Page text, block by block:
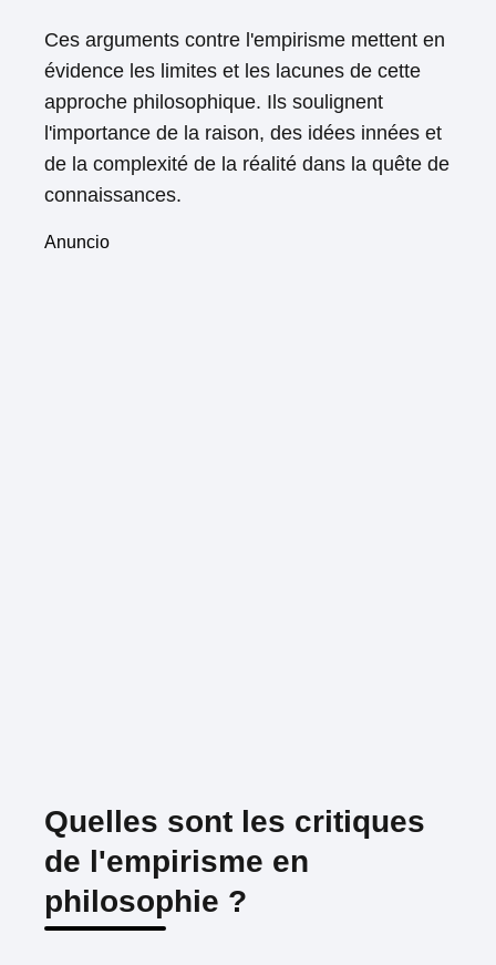
Ces arguments contre l'empirisme mettent en
évidence les limites et les lacunes de cette
approche philosophique. Ils soulignent
l'importance de la raison, des idées innées et
de la complexité de la réalité dans la quête de
connaissances.
Anuncio
Quelles sont les critiques
de l'empirisme en
philosophie ?